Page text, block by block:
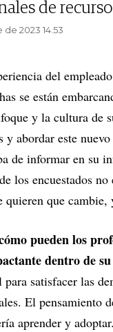
de
2023 14.53
del
se están
y la cultura de
y abordar este
de informar en su
los encuestados
quieren que
pueden los
dentro de
satisfacer las
El pensamiento
aprender y